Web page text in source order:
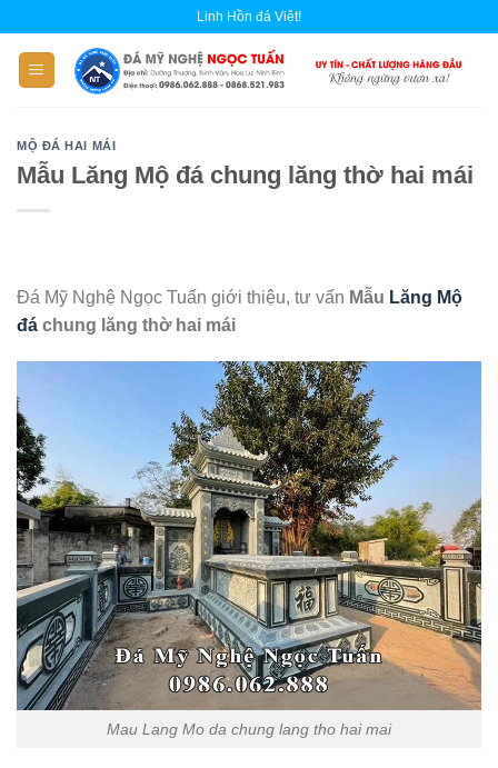
content
Linh Hồn đá Việt!
MỘ ĐÁ HAI MÁI
Mẫu Lăng Mộ đá chung lăng thờ hai mái
Đá Mỹ Nghệ Ngọc Tuấn giới thiệu, tư vấn Mẫu Lăng Mộ
đá chung lăng thờ hai mái
Mau Lang Mo da chung lang tho hai mai